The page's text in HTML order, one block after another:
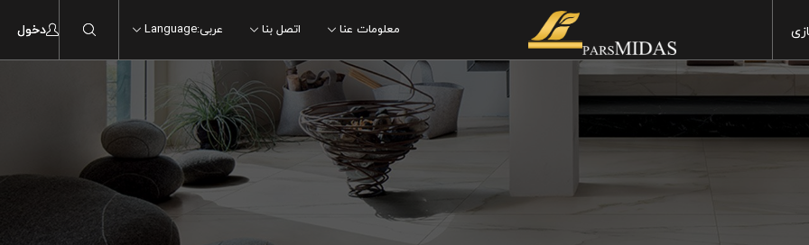
مطبخ
غرفة الاستراحة
معلومات عنا اتصل بنا عربی:
Language دخول
مطبخ
غرفة الاستراحة
غرفة المعیشة